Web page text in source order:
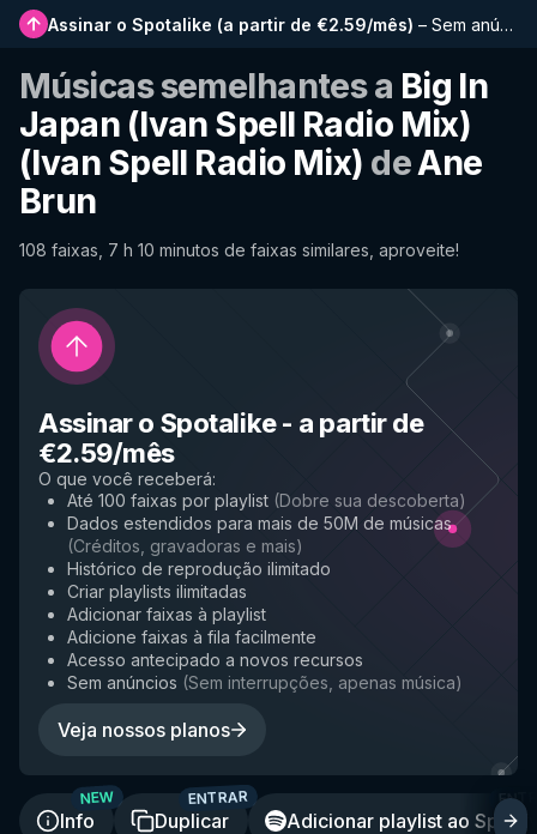
Assinar o Spotalike (a partir de €2.59/mês) – Sem anúncios, playlists mais longas, histórico completo e acesso antecipado a novos recursos
Músicas semelhantes a Big In
Japan (Ivan Spell Radio Mix)
(Ivan Spell Radio Mix) deAne
Brun
108 faixas, 7 h 10 minutos de faixas similares, aproveite!
Assinar o Spotalike- a partir de
€2.59/mês
O que você receberá:
Até 100 faixas por playlist (Dobre sua descoberta)
Dados estendidos para mais de 50M de músicas
(Créditos, gravadoras e mais)
Histórico de reprodução ilimitado
Criar playlists ilimitadas
Adicionar faixas à playlist
Adicione faixas à fila facilmente
Acesso antecipado a novos recursos
Sem anúncios (Sem interrupções, apenas música)
Veja nossos planos
Info
NEW
Duplicar
ENTRAR
Adicionar playlist ao